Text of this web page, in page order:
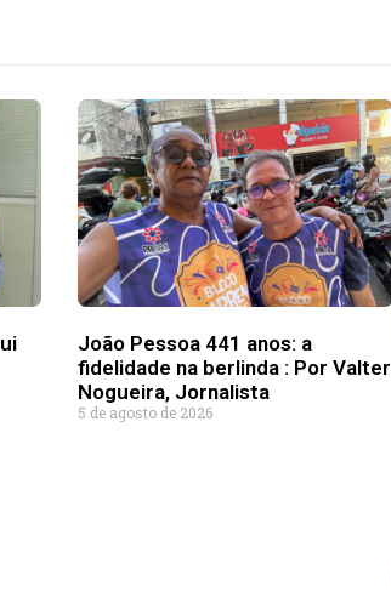
João Pessoa 441 anos: a
fidelidade na berlinda : Por Valter
Nogueira, Jornalista
5 de agosto de 2026